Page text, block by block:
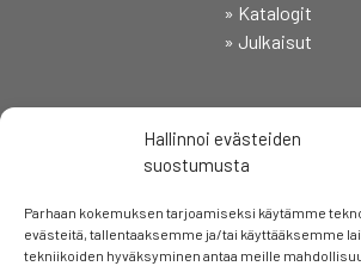
Hallinnoi evästeiden
suostumusta
Parhaan kokemuksen tarjoamiseksi käytämme
evästeitä, tallentaaksemme ja/tai käyttääksemme
tekniikoiden hyväksyminen antaa meille
» Katalogit
» Julkaisut
SEURAA